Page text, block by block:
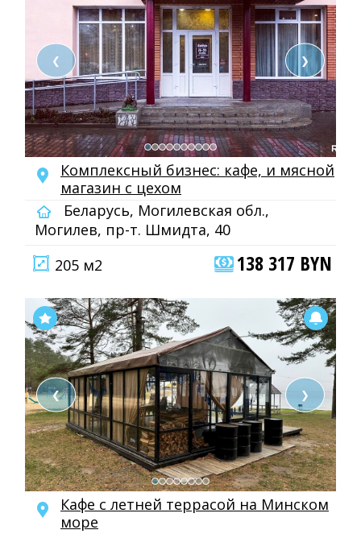
❮ ❯
Комплексный бизнес: кафе, и мясной
магазин с цехом
Беларусь, Могилевская обл.,
Могилев, пр-т. Шмидта, 40
205 м2
138 317 BYN
❮ ❯
Кафе с летней террасой на Минском
море